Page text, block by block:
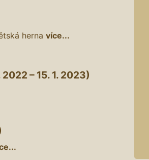
herna více...
2022 – 15. 1. 2023)